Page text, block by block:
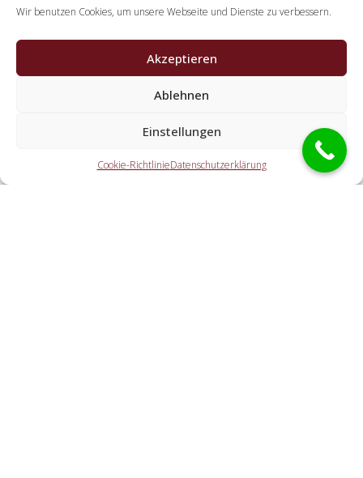
Wir benutzen Cookies, um unsere Webseite und Dienste zu verbessern.
Akzeptieren
Ablehnen
Einstellungen
Cookie-RichtlinieDatenschutzerklärung
Welche Leistungen erledigen die Partner der
Die Kooperationspartner übernehmen jegliche Tätigkeiten,